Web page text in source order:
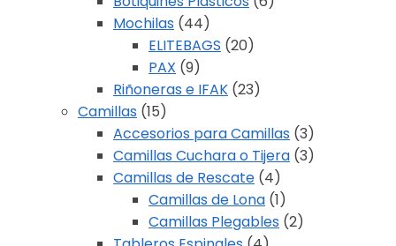
Mochilas (44)
ELITEBAGS (20)
PAX (9)
Riñoneras e IFAK (23)
Camillas (15)
Accesorios para Camillas (3)
Camillas Cuchara o Tijera (3)
Camillas de Rescate (4)
Camillas de Lona (1)
Camillas Plegables (2)